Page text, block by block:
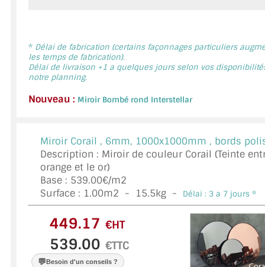
MIROIR POUR SALLE DE SPORT
MIROIR POUR SALLE DE DANSE
MIROIR ENCADRÉ
VERRE SUR MESURE
VERRE EXTRACLAIR
VERRE TREMPÉ (SÉCURIT)
PAROI DE DOUCHE
VERRE FEUILLETÉ
* Délai de fabrication (certains façonnages particuliers
les temps de fabrication).
Délai de livraison +1 a quelques jours selon vos
notre planning.
Nouveau : Miroir Bombé rond Interstellar
Miroir Corail , 6mm, 1000x1000mm , bords
Description : Miroir de couleur Corail (Teinte
orange et le or)
Base : 539.00€/m2
Surface : 1.00m2 - 15.5kg - Délai : 3 a 7 jours *
€HT
€TTC
💬Besoin d'un conseils ?